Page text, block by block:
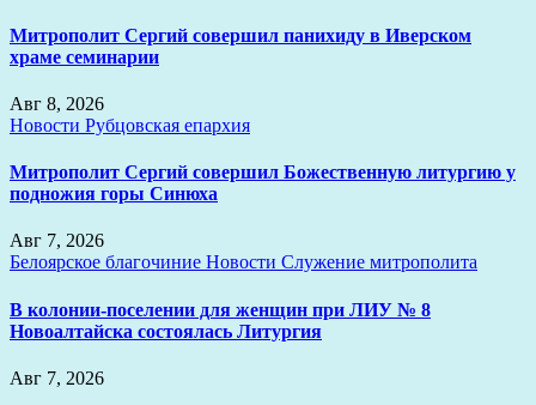
Митрополит Сергий совершил панихиду в Иверском
храме семинарии
Авг 8, 2026
Новости Рубцовская епархия
Митрополит Сергий совершил Божественную литургию у
подножия горы Синюха
Авг 7, 2026
Белоярское благочиние Новости Служение митрополита
В колонии-поселении для женщин при ЛИУ № 8
Новоалтайска состоялась Литургия
Авг 7, 2026